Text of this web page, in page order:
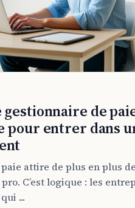
de
pour entrer dans
attire de plus en plus
C’est logique : les
...